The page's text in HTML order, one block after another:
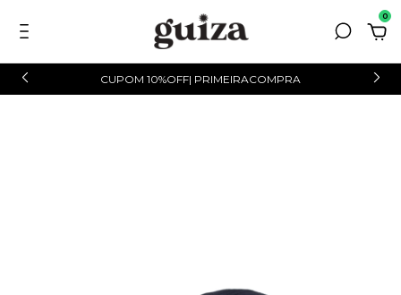
0
CUPOM 10%OFF| PRIMEIRACOMPRA